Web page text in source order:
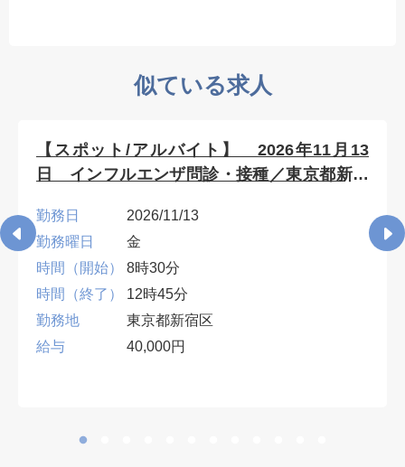
似ている求人
【スポット/アルバイト】 2026年11月13
日 インフルエンザ問診・接種／東京都新宿
勤務日
2026/11/13
勤務曜日
金
時間（開始）
8時30分
時間（終了）
12時45分
勤務地
東京都新宿区
給与
40,000円